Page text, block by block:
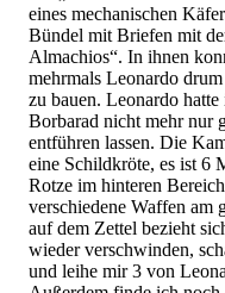
eines mechanischen
Bündel mit Briefen mit
Almachios“. In ihnen
mehrmals Leonardo
zu bauen. Leonardo
Borbarad nicht mehr nur
entführen lassen. Die
eine Schildkröte, es ist 6
Rotze im hinteren
verschiedene Waffen
auf dem Zettel bezieht
wieder verschwinden,
und leihe mir 3 von